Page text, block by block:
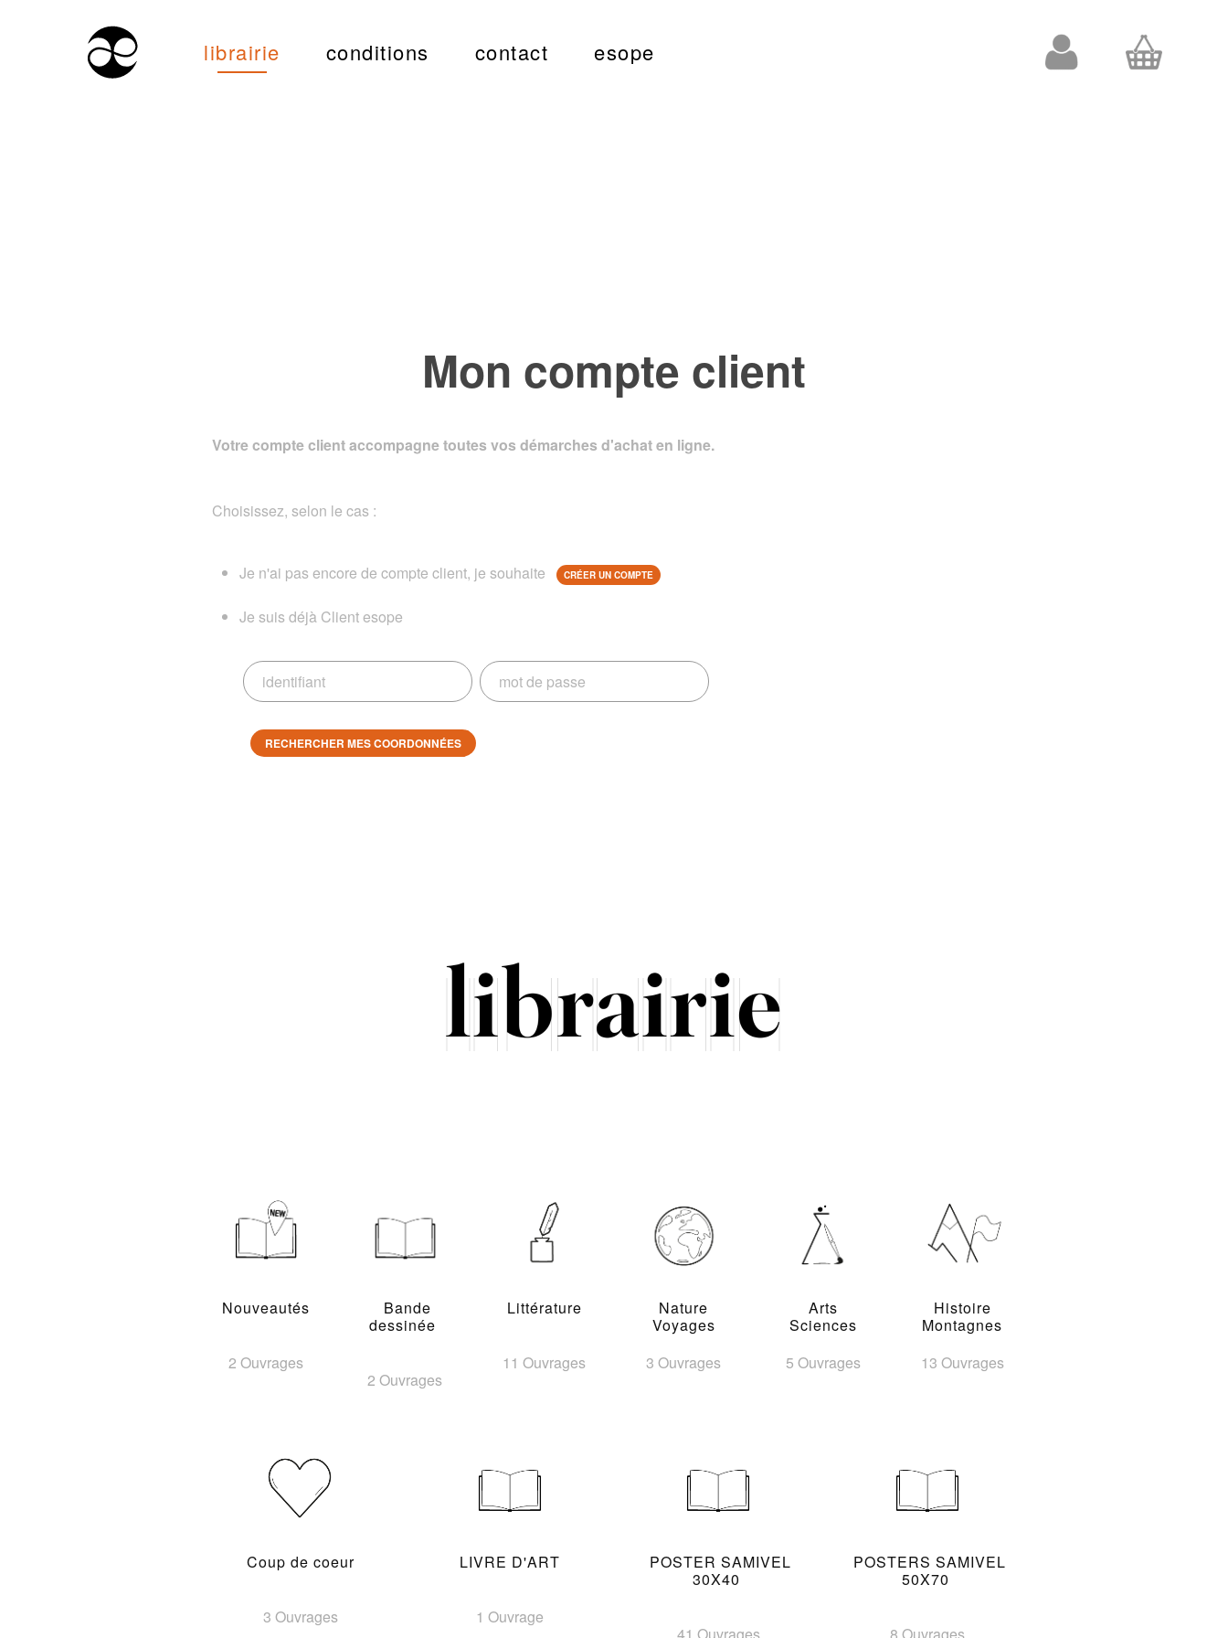
librairie conditions contact esope
Mon compte client
Votre compte client accompagne toutes vos démarches d'achat en ligne.
Choisissez, selon le cas :
Je n'ai pas encore de compte client, je souhaite CRÉER UN COMPTE
Je suis déjà Client esope
RECHERCHER MES COORDONNÉES
Nouveautés
2 Ouvrages
Bande
dessinée
2 Ouvrages
Littérature
11 Ouvrages
Nature
Voyages
3 Ouvrages
Arts
Sciences
5 Ouvrages
Histoire
Montagnes
13 Ouvrages
Coup de coeur
3 Ouvrages
LIVRE D'ART
1 Ouvrage
POSTER SAMIVEL
30X40
41 Ouvrages
POSTERS SAMIVEL
50X70
8 Ouvrages